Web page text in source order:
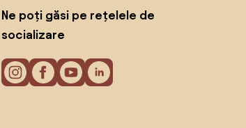
Ne poți găsi pe rețelele de
socializare